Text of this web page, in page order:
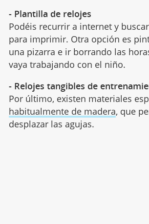
- Plantilla de relojes
Podéis recurrir a internet y
para imprimir. Otra opción es
una pizarra e ir borrando las
vaya trabajando con el niño.
- Relojes tangibles de
Por último, existen materiales
habitualmente de madera, que
desplazar las agujas.